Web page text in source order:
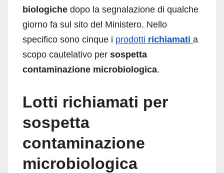
biologiche dopo la segnalazione di qualche
giorno fa sul sito del Ministero. Nello
specifico sono cinque i prodotti richiamati a
scopo cautelativo per sospetta
contaminazione microbiologica.
Lotti richiamati per
sospetta
contaminazione
microbiologica